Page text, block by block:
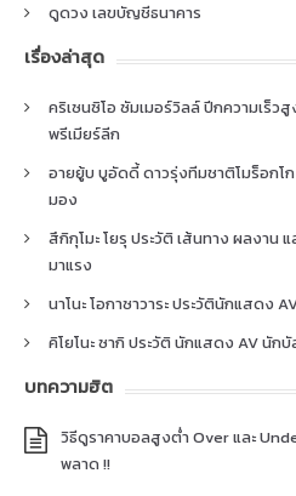
ดูดวง เลขบัญชีธนาคาร
เรื่องล่าสุด
คริเซนซิโอ ซัมเมอร์วิลล์ ปีกความเร็
พรีเมียร์ลีก
อายยู้บ บูอัดดี้ ดาวรุ่งทีมชาติโมร็อกโ
มอง
สึกิกุโมะ โยรุ ประวัติ เส้นทาง ผลงาน
มาแรง
นาโนะ โอกาซาวาระ ประวัตินักแสดง
คิโยโนะ ซากิ ประวัติ นักแสดง AV นั
บทความฮิต
วิธีดูราคาบอลสูงต่ำ Over และ
พลาด !!